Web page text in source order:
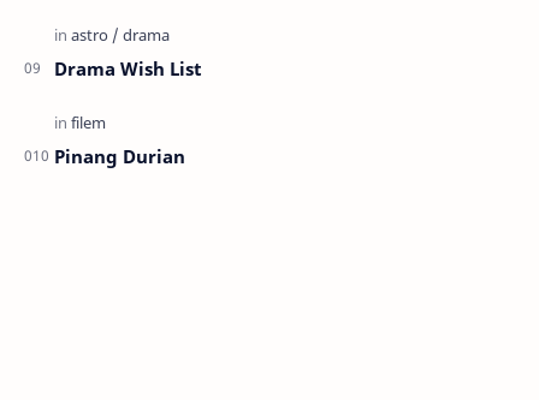
Drama Wish List
Pinang Durian